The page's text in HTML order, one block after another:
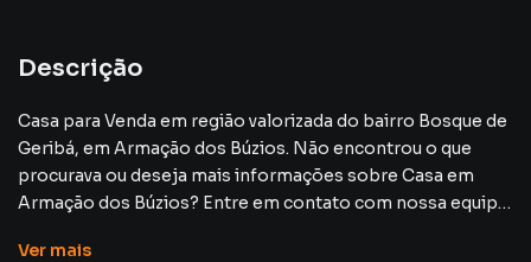
Aceita Pet
Quadra do Mar
Sauna Úmida
Descrição
Casa para Venda em região valorizada do bairro Bosque de
Geribá, em Armação dos Búzios. Não encontrou o que
procurava ou deseja mais informações sobre Casa em
Armação dos Búzios? Entre em contato com nossa equipe
Ver mais